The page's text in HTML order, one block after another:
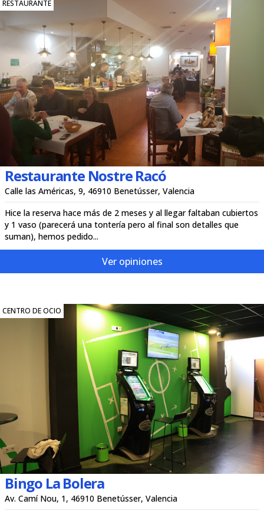
RESTAURANTE
Restaurante Nostre Racó
Calle las Américas, 9, 46910 Benetússer, Valencia
Hice la reserva hace más de 2 meses y al llegar faltaban cubiertos
y 1 vaso (parecerá una tontería pero al final son detalles que
suman), hemos pedido...
Ver opiniones
CENTRO DE OCIO
Bingo La Bolera
Av. Camí Nou, 1, 46910 Benetússer, Valencia